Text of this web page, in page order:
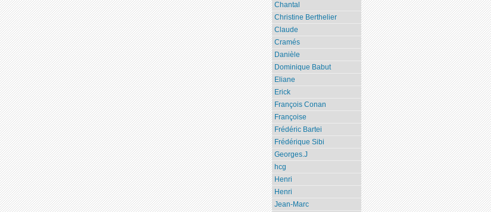
Chantal
Christine Berthelier
Claude
Cramés
Danièle
Dominique Babut
Eliane
Erick
François Conan
Françoise
Frédéric Bartei
Frédérique Sibi
Georges.J
hcg
Henri
Henri
Jean-Marc